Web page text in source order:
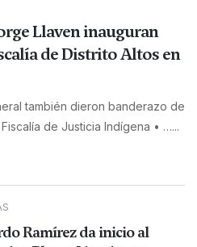
Llaven inauguran
de Distrito Altos en
también dieron banderazo de
de Justicia Indígena • …...
Ramírez da inicio al